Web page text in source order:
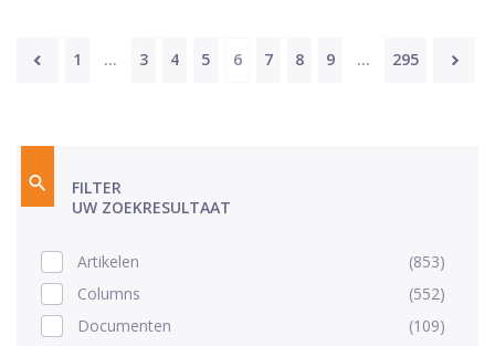
Berichten
paginering
1 … 3 4 5 6 7 8 9 … 295
FILTER
UW ZOEKRESULTAAT
Artikelen
(853)
Columns
(552)
Documenten
(109)